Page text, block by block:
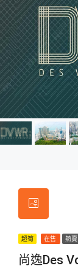
超筍 在售 熱賣
尚逸Des